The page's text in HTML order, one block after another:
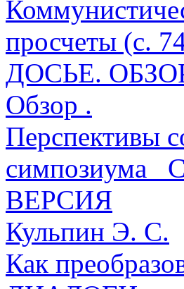
просчеты (с.
ДОСЬЕ.
Обзор .
Перспективы
симпозиума
ВЕРСИЯ
Кульпин Э. С.
Как